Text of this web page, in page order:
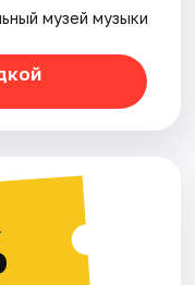
музей музыки